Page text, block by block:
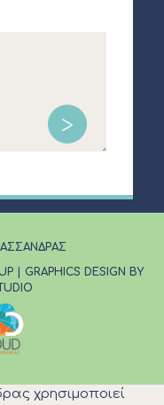
GRAPHICS DESIGN BY
χρησιμοποιεί